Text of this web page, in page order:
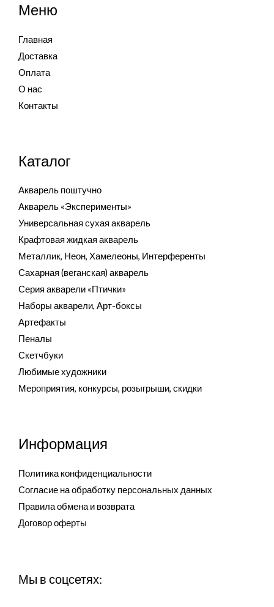
Меню
Главная
Доставка
Оплата
О нас
Контакты
Каталог
Акварель поштучно
Акварель «Эксперименты»
Универсальная сухая акварель
Крафтовая жидкая акварель
Металлик, Неон, Хамелеоны, Интерференты
Сахарная (веганская) акварель
Серия акварели «Птички»
Наборы акварели, Арт-боксы
Артефакты
Пеналы
Скетчбуки
Любимые художники
Мероприятия, конкурсы, розыгрыши, скидки
Информация
Политика конфиденциальности
Согласие на обработку персональных данных
Правила обмена и возврата
Договор оферты
Мы в соцсетях: